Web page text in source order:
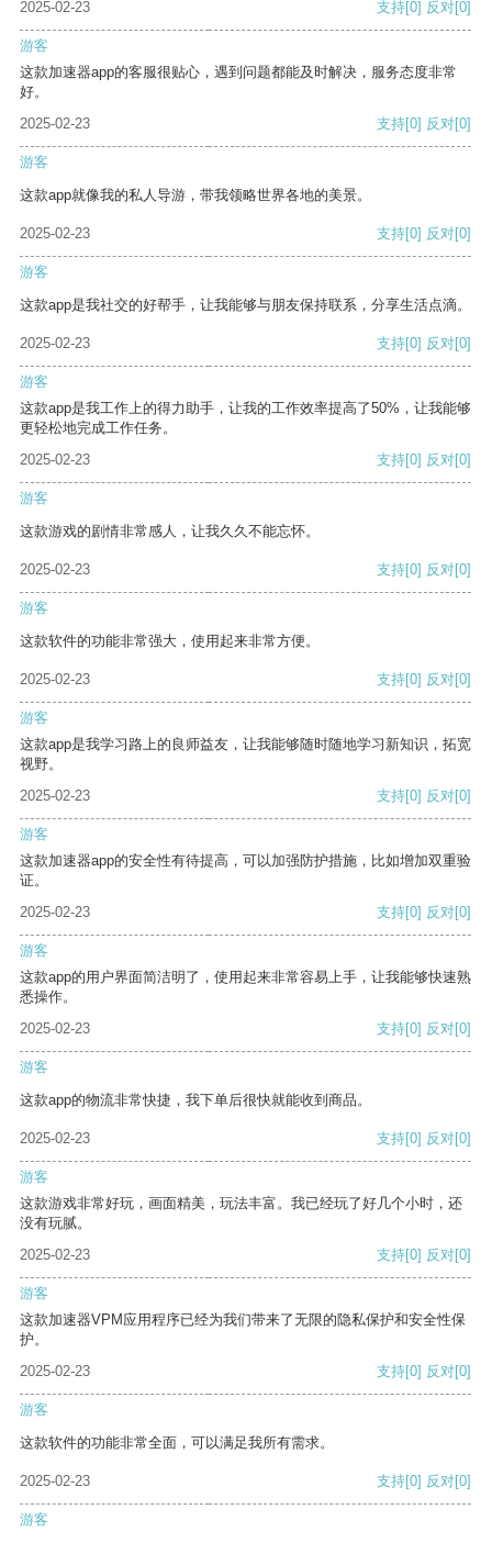
2025-02-23 支持[0] 反对[0]
游客
这款加速器app的客服很贴心，遇到问题都能及时解决，服务态度非常
好。
2025-02-23
支持[0] 反对[0]
游客
这款app就像我的私人导游，带我领略世界各地的美景。
2025-02-23 支持[0] 反对[0]
游客
这款app是我社交的好帮手，让我能够与朋友保持联系，分享生活点滴。
2025-02-23 支持[0] 反对[0]
游客
这款app是我工作上的得力助手，让我的工作效率提高了50%，让我能够
更轻松地完成工作任务。
2025-02-23
支持[0] 反对[0]
游客
这款游戏的剧情非常感人，让我久久不能忘怀。
2025-02-23 支持[0] 反对[0]
游客
这款软件的功能非常强大，使用起来非常方便。
2025-02-23 支持[0] 反对[0]
游客
这款app是我学习路上的良师益友，让我能够随时随地学习新知识，拓宽
视野。
2025-02-23
支持[0] 反对[0]
游客
这款加速器app的安全性有待提高，可以加强防护措施，比如增加双重验
证。
2025-02-23
支持[0] 反对[0]
游客
这款app的用户界面简洁明了，使用起来非常容易上手，让我能够快速熟
悉操作。
2025-02-23
支持[0] 反对[0]
游客
这款app的物流非常快捷，我下单后很快就能收到商品。
2025-02-23 支持[0] 反对[0]
游客
这款游戏非常好玩，画面精美，玩法丰富。我已经玩了好几个小时，还
没有玩腻。
2025-02-23
支持[0] 反对[0]
游客
这款加速器VPM应用程序已经为我们带来了无限的隐私保护和安全性保
护。
2025-02-23
支持[0] 反对[0]
游客
这款软件的功能非常全面，可以满足我所有需求。
2025-02-23 支持[0] 反对[0]
游客